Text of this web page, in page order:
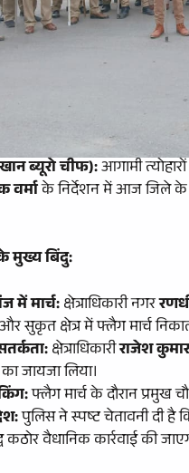
ब्यूरो चीफ):आगामी
वर्माके निर्देशन में आज जिले के
मुख्य बिंदु:
में मार्च:क्षेत्राधिकारी नगर
और सुकृत क्षेत्र में फ्लैग मार्च
क्षेत्राधिकारीराजेश
जायजा लिया।
फ्लैग मार्च के दौरान प्रमुख
पुलिस ने स्पष्ट चेतावनी दी है
वैधानिक कार्रवाई की